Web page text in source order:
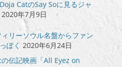
CatのSay Soに見るジャ
2020年7月9日
ィリーソウル名盤からファン
ぽく 2020年6月24日
の伝記映画「All Eyez on